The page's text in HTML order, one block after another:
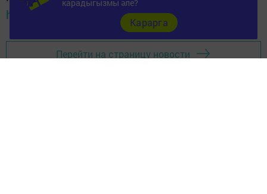
https://max.ru/tatmedia
Перейти на страницу новости
карадыгызмы әле?
Карарга